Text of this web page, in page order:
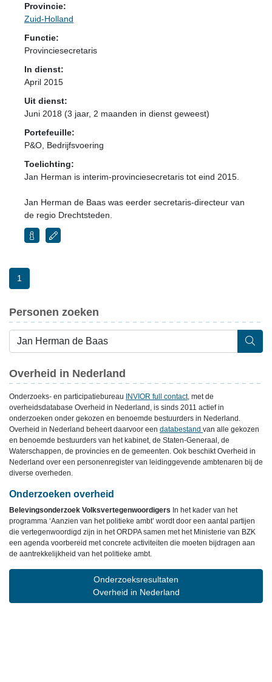
Provincie:
Zuid-Holland
Functie:
Provinciesecretaris
In dienst:
April 2015
Uit dienst:
Juni 2018 (3 jaar, 2 maanden in dienst geweest)
Portefeuille:
P&O, Bedrijfsvoering
Toelichting:
Jan Herman is interim-provinciesecretaris tot eind 2015.
Jan Herman de Baas was eerder secretaris-directeur van
de regio Drechtsteden.
1
Personen zoeken
Overheid in Nederland
Onderzoeks- en participatiebureau INVIOR full contact, met de
overheidsdatabase Overheid in Nederland, is sinds 2011 actief in
onderzoeken onder gekozen en benoemde bestuurders in Nederland.
Overheid in Nederland beheert daarvoor een databestand van alle gekozen
en benoemde bestuurders van het kabinet, de Staten-Generaal, de
Waterschappen, de provincies en de gemeenten. Ook beschikt Overheid in
Nederland over een personenregister van leidinggevende ambtenaren bij de
diverse overheden.
Onderzoeken overheid
Belevingsonderzoek Volksvertegenwoordigers In het kader van het
programma ‘Aanzien van het politieke ambt’ wordt door een aantal partijen
die vertegenwoordigd zijn in het ORDPA samen met het Ministerie van BZK
een agenda voorbereid met concrete activiteiten die moeten bijdragen aan
de aantrekkelijkheid van het politieke ambt.
Onderzoeksresultaten
Overheid in Nederland